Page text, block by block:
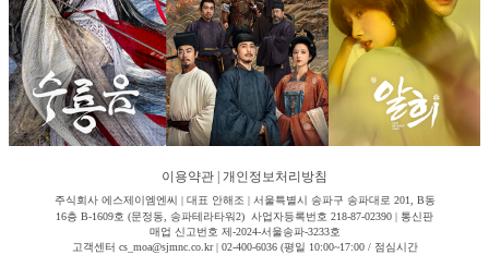
이용약관 개인정보처리방침
주식회사 에스제이엠엔씨 | 대표 안해조 | 서울특별시 송파구 송파대로 201, B동
16층 B-1609호 (문정동, 송파테라타워2) 사업자등록번호 218-87-02390 | 통신판
매업 신고번호 제-2024-서울송파-3233호
고객센터 cs_moa@sjmnc.co.kr | 02-400-6036 (평일 10:00~17:00 / 점심시간